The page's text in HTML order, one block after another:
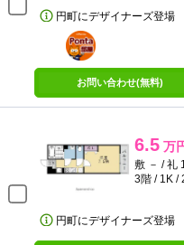
円町にデザイナーズ登場
ポンタ
部屋
お問い合わせ(無料)
6.5 万
敷 － / 礼
3階 / 1K /
円町にデザイナーズ登場